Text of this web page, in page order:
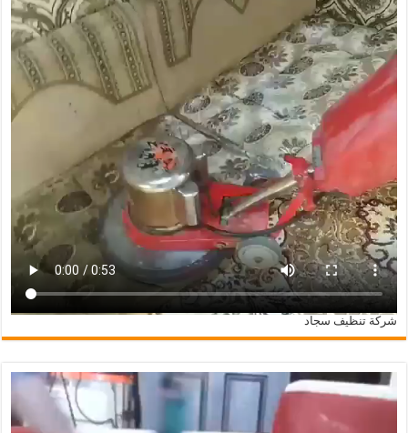
شركة تنظيف سجاد